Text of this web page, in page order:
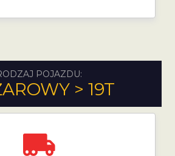
POJAZDU:
> 19T